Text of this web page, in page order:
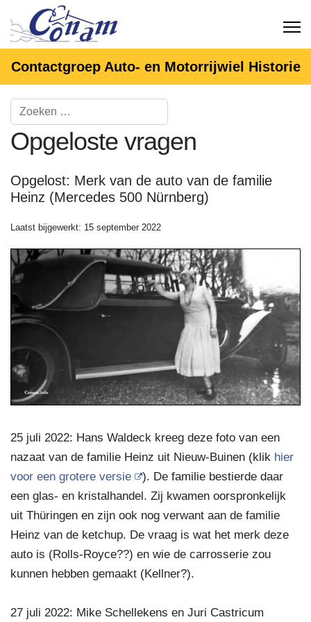
Contactgroep Auto- en Motorrijwiel Historie
Opgeloste vragen
Opgelost: Merk van de auto van de familie
Heinz (Mercedes 500 Nürnberg)
Laatst bijgewerkt: 15 september 2022
25 juli 2022: Hans Waldeck kreeg deze foto van een
nazaat van de familie Heinz uit Nieuw-Buinen (klik hier
voor een grotere versie
). De familie bestierde daar
een glas- en kristalhandel. Zij kwamen oorspronkelijk
uit Thüringen en zijn ook nog verwant aan de familie
Heinz van de ketchup. De vraag is wat het merk deze
auto is (Rolls-Royce??) en wie de carrosserie zou
kunnen hebben gemaakt (Kellner?).
27 juli 2022: Mike Schellekens en Juri Castricum